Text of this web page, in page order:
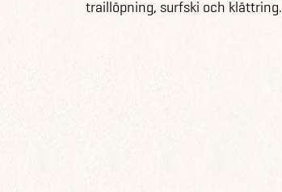
traillöpning, surfski och klättring.